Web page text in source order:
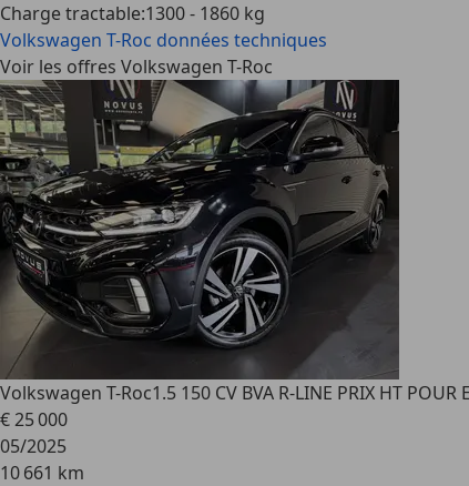
Charge tractable:1300 - 1860 kg
Volkswagen T-Roc données techniques
Voir les offres Volkswagen T-Roc
Volkswagen T-Roc1.5 150 CV BVA R-LINE PRIX HT POUR
€ 25 000
05/2025
10 661 km